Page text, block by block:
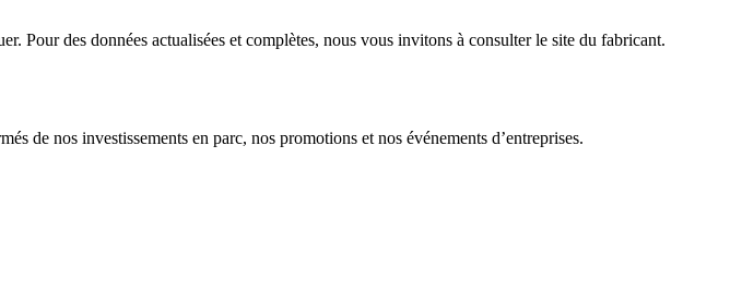
Pour des données actualisées et complètes, nous vous invitons à consulter le site du fabricant.
de nos investissements en parc, nos promotions et nos événements d’entreprises.